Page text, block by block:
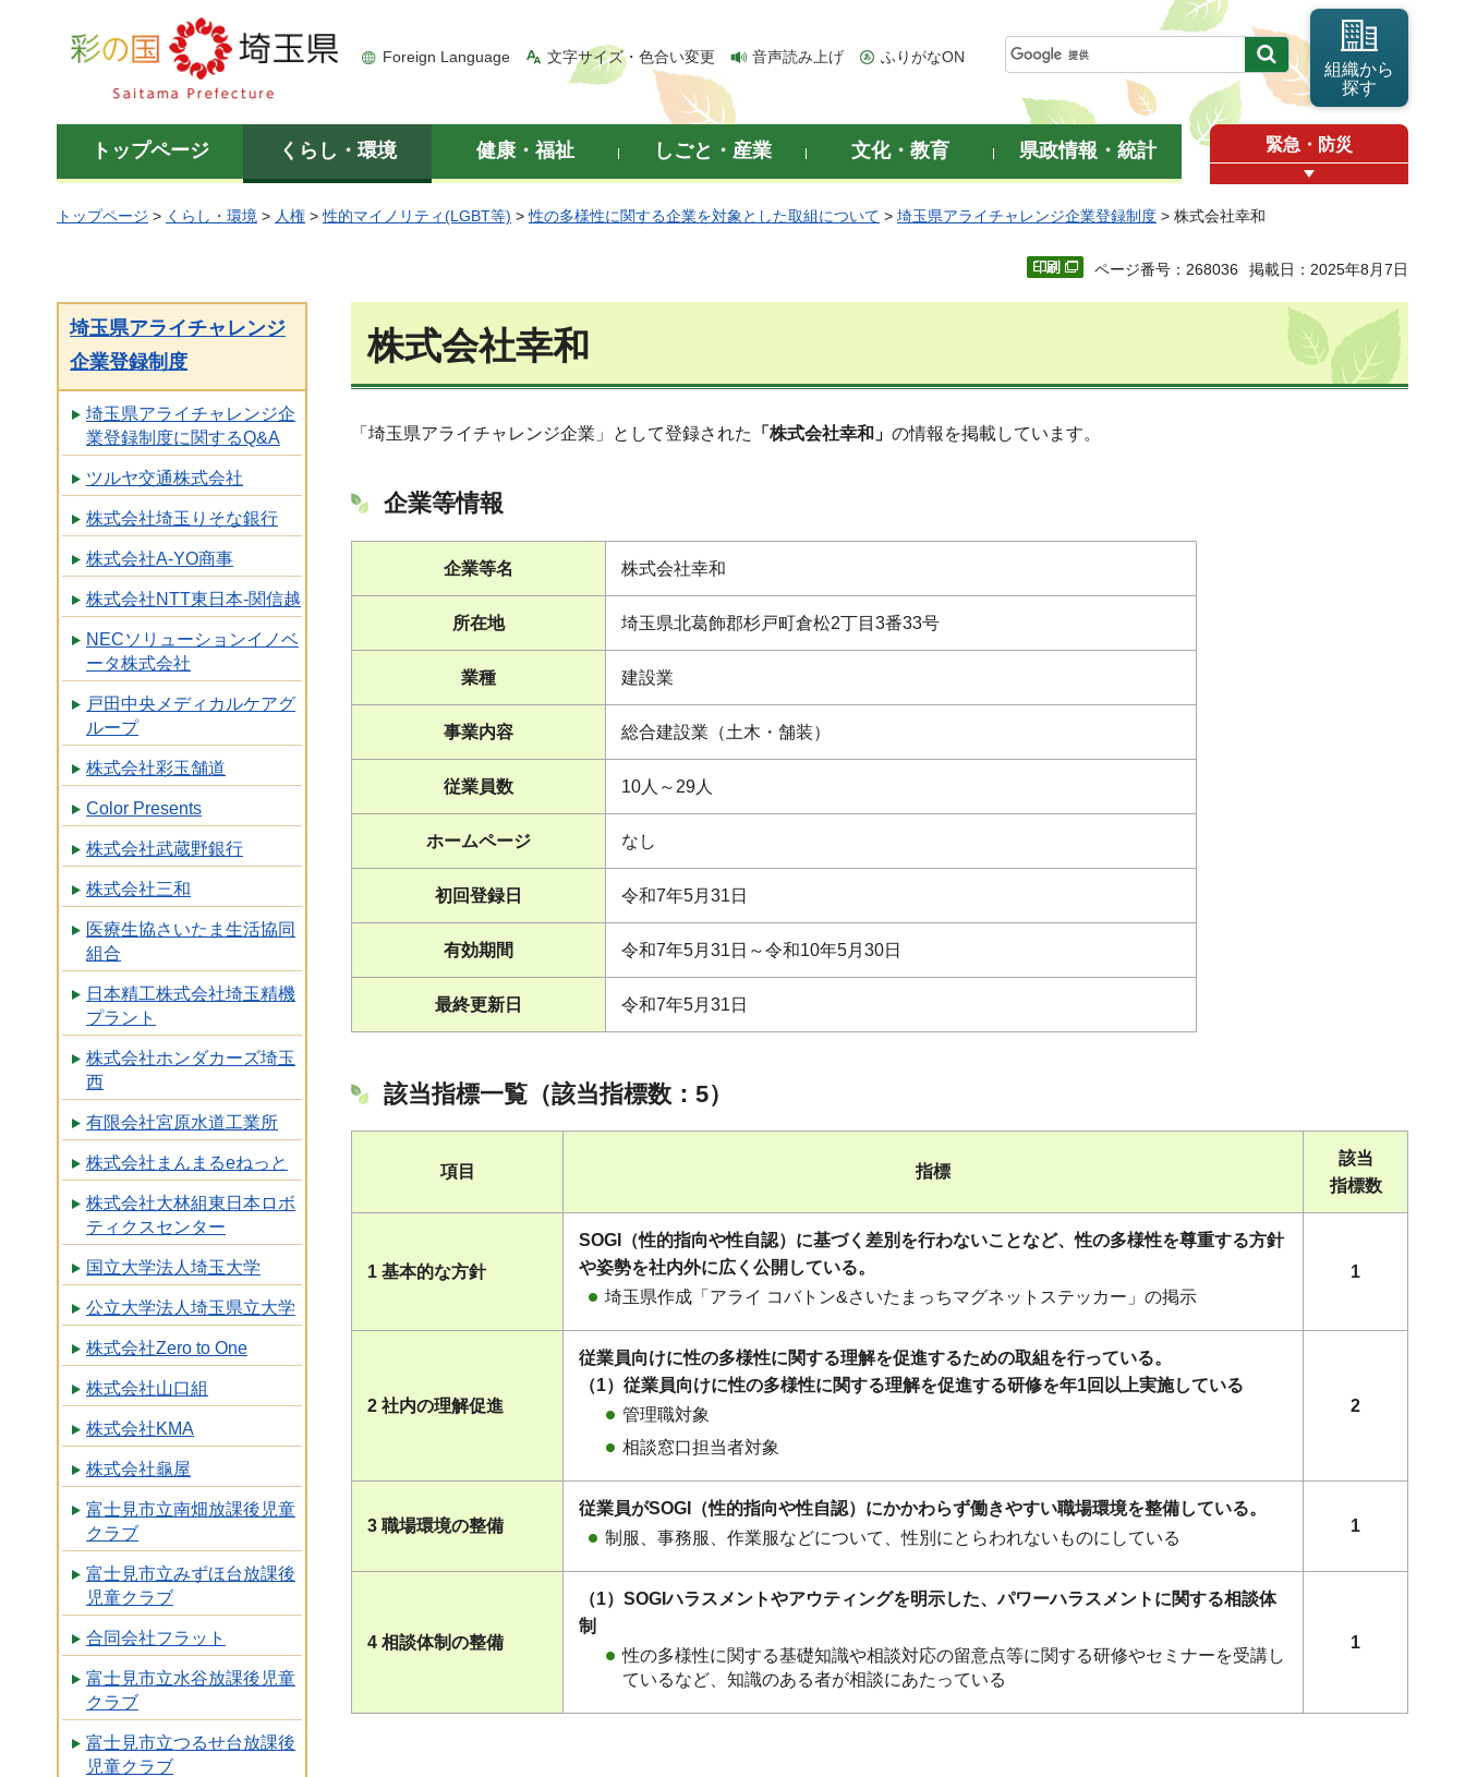
彩の国 埼玉県
Foreign Language 文字サイズ・色合い変更 音声読み上げ ふりがなON
組織から
探す
トップページ くらし・環境 健康・福祉 しごと・産業 文化・教育 県政情報・統計 緊急・防災
トップページ > くらし・環境 > 人権 >性的マイノリティ(LGBT等) >性の多様性に関する企業を対象とした取組について > 埼玉県アライチャレンジ企業登録制度 > 株式会社幸和
ページ番号：268036 掲載日：2025年8月7日
埼玉県アライチャレンジ
企業登録制度
埼玉県アライチャレンジ企
業登録制度に関するQ&A
ツルヤ交通株式会社
株式会社埼玉りそな銀行
株式会社A-YO商事
株式会社NTT東日本-関信越
NECソリューションイノベ
ータ株式会社
戸田中央メディカルケアグ
ループ
株式会社彩玉舗道
Color Presents
株式会社武蔵野銀行
株式会社三和
医療生協さいたま生活協同
組合
日本精工株式会社埼玉精機
プラント
株式会社ホンダカーズ埼玉
西
有限会社宮原水道工業所
株式会社まんまるeねっと
株式会社大林組東日本ロボ
ティクスセンター
国立大学法人埼玉大学
公立大学法人埼玉県立大学
株式会社Zero to One
株式会社山口組
株式会社KMA
株式会社龜屋
富士見市立南畑放課後児童
クラブ
富士見市立みずほ台放課後
児童クラブ
合同会社フラット
富士見市立水谷放課後児童
クラブ
富士見市立つるせ台放課後
児童クラブ
株式会社幸和
「埼玉県アライチャレンジ企業」として登録された 「株式会社幸和」 の情報を掲載しています。
企業等情報
企業等名 株式会社幸和
所在地 埼玉県北葛飾郡杉戸町倉松2丁目3番33号
業種 建設業
事業内容 総合建設業（土木・舗装）
従業員数 10人～29人
ホームページ なし
初回登録日 令和7年5月31日
有効期間 令和7年5月31日～令和10年5月30日
最終更新日 令和7年5月31日
該当指標一覧（該当指標数：5）
項目 指標
該当
指標数
1 基本的な方針
SOGI（性的指向や性自認）に基づく差別を行わないことなど、性の多様性を尊重する方針
や姿勢を社内外に広く公開している。
埼玉県作成「アライ コバトン&さいたまっちマグネットステッカー」の掲示
1
2 社内の理解促進
従業員向けに性の多様性に関する理解を促進するための取組を行っている。
（1）従業員向けに性の多様性に関する理解を促進する研修を年1回以上実施している
管理職対象
相談窓口担当者対象
2
3 職場環境の整備
従業員がSOGI（性的指向や性自認）にかかわらず働きやすい職場環境を整備している。
制服、事務服、作業服などについて、性別にとらわれないものにしている
1
4 相談体制の整備
（1）SOGIハラスメントやアウティングを明示した、パワーハラスメントに関する相談体
制
性の多様性に関する基礎知識や相談対応の留意点等に関する研修やセミナーを受講し
ているなど、知識のある者が相談にあたっている
1